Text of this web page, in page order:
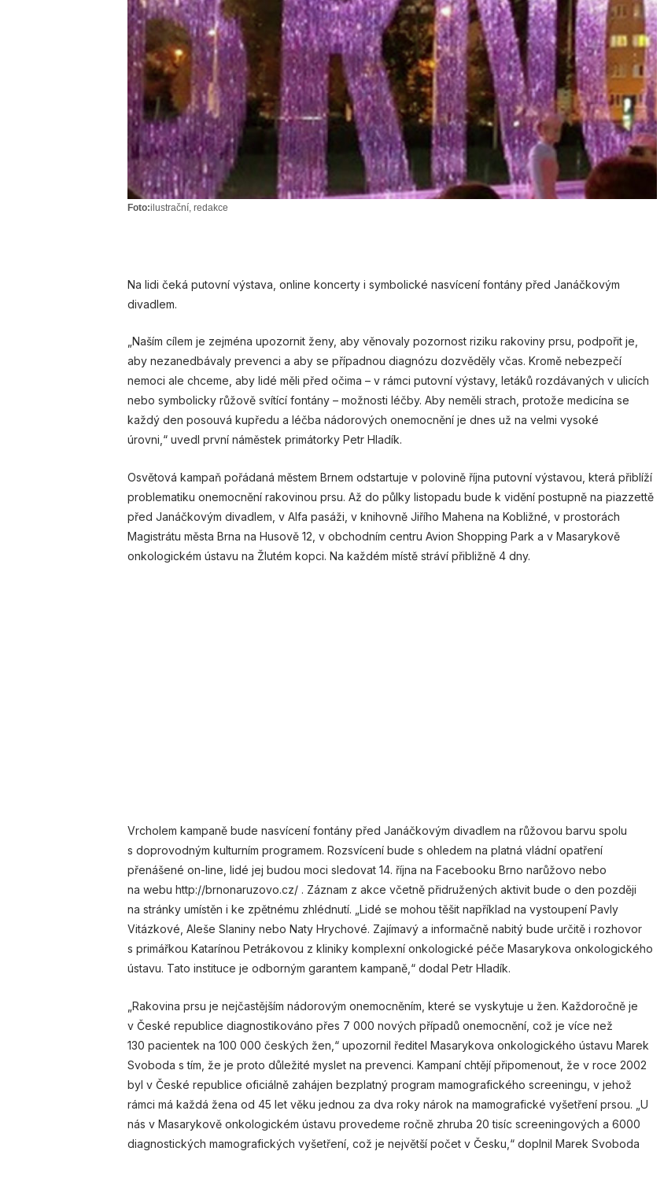
Foto:ilustrační, redakce
Na lidi čeká putovní výstava, online koncerty i symbolické nasvícení fontány před Janáčkovým
divadlem.
„Naším cílem je zejména upozornit ženy, aby věnovaly pozornost riziku rakoviny prsu, podpořit je,
aby nezanedbávaly prevenci a aby se případnou diagnózu dozvěděly včas. Kromě nebezpečí
nemoci ale chceme, aby lidé měli před očima – v rámci putovní výstavy, letáků rozdávaných v ulicích
nebo symbolicky růžově svítící fontány – možnosti léčby. Aby neměli strach, protože medicína se
každý den posouvá kupředu a léčba nádorových onemocnění je dnes už na velmi vysoké
úrovni,“ uvedl první náměstek primátorky Petr Hladík.
Osvětová kampaň pořádaná městem Brnem odstartuje v polovině října putovní výstavou, která přiblíží
problematiku onemocnění rakovinou prsu. Až do půlky listopadu bude k vidění postupně na piazzettě
před Janáčkovým divadlem, v Alfa pasáži, v knihovně Jiřího Mahena na Kobližné, v prostorách
Magistrátu města Brna na Husově 12, v obchodním centru Avion Shopping Park a v Masarykově
onkologickém ústavu na Žlutém kopci. Na každém místě stráví přibližně 4 dny.
Vrcholem kampaně bude nasvícení fontány před Janáčkovým divadlem na růžovou barvu spolu
s doprovodným kulturním programem. Rozsvícení bude s ohledem na platná vládní opatření
přenášené on-line, lidé jej budou moci sledovat 14. října na Facebooku Brno narůžovo nebo
na webu http://brnonaruzovo.cz/ . Záznam z akce včetně přidružených aktivit bude o den později
na stránky umístěn i ke zpětnému zhlédnutí. „Lidé se mohou těšit například na vystoupení Pavly
Vitázkové, Aleše Slaniny nebo Naty Hrychové. Zajímavý a informačně nabitý bude určitě i rozhovor
s primářkou Katarínou Petrákovou z kliniky komplexní onkologické péče Masarykova onkologického
ústavu. Tato instituce je odborným garantem kampaně,“ dodal Petr Hladík.
„Rakovina prsu je nejčastějším nádorovým onemocněním, které se vyskytuje u žen. Každoročně je
v České republice diagnostikováno přes 7 000 nových případů onemocnění, což je více než
130 pacientek na 100 000 českých žen,“ upozornil ředitel Masarykova onkologického ústavu Marek
Svoboda s tím, že je proto důležité myslet na prevenci. Kampaní chtějí připomenout, že v roce 2002
byl v České republice oficiálně zahájen bezplatný program mamografického screeningu, v jehož
rámci má každá žena od 45 let věku jednou za dva roky nárok na mamografické vyšetření prsou. „U
nás v Masarykově onkologickém ústavu provedeme ročně zhruba 20 tisíc screeningových a 6000
diagnostických mamografických vyšetření, což je největší počet v Česku,“ doplnil Marek Svoboda